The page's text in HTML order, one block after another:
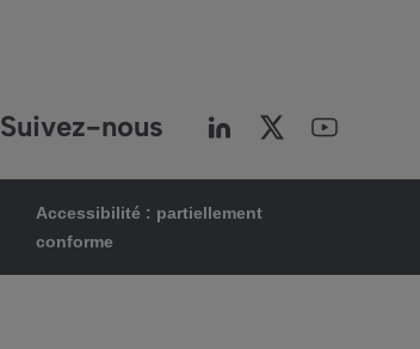
Suivez-nous
Accessibilité : partiellement
conforme